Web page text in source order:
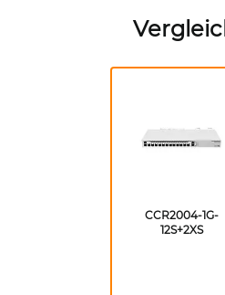
CCR2004-1G-
12S+2XS